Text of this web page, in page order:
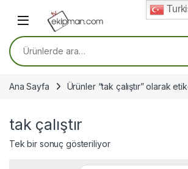
Ara:
Ana Sayfa Ürünler “tak çalıştır” olarak
tak çalıştır
Tek bir sonuç gösteriliyor